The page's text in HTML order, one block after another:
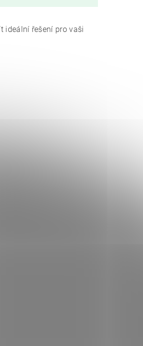
ideální řešení pro vaši